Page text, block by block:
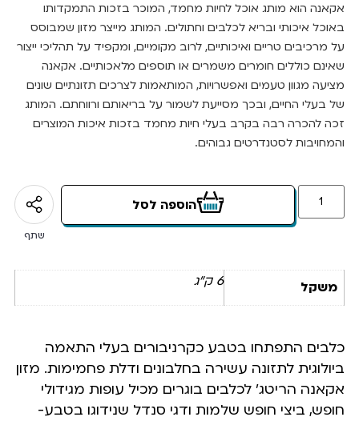
אקאנה הוא מותג אוכל לחיות מחמד, המוכר בזכות התמקדותו
באוכל איכותי ובריא לכלבים וחתולים. המותג מייצר מזון שמבוסס
על מרכיבים טריים ואיכותיים, לרוב מקומיים, ומקפיד על תהליכי ייצור
שאינם כוללים חומרים משמרים או תוספים מלאכותיים. אקאנה
מציעה מגוון טעמים ואפשרויות, המותאמות לצרכים תזונתיים שונים
של בעלי החיים, ובכך מסייעת לשמור על בריאותם ורווחתם. המותג
זכה להכרה רבה בקרב בעלי חיות מחמד בזכות איכות המוצרים
והמחויבות לסטנדרטים גבוהים.
הוספה לסל
שתף
משקל 6 ק"ג
כלבים התפתחו בטבע כקרניבורים בעלי התאמה
ביולוגית לתזונה עשירה בחלבונים ודלת פחמימות. מזון
אקאנה הריטג’ לכלבים בוגרים מכיל עופות מגידולי
חופש, ביצי חופש שלמות ודגי סנדל שנידוגו בטבע-